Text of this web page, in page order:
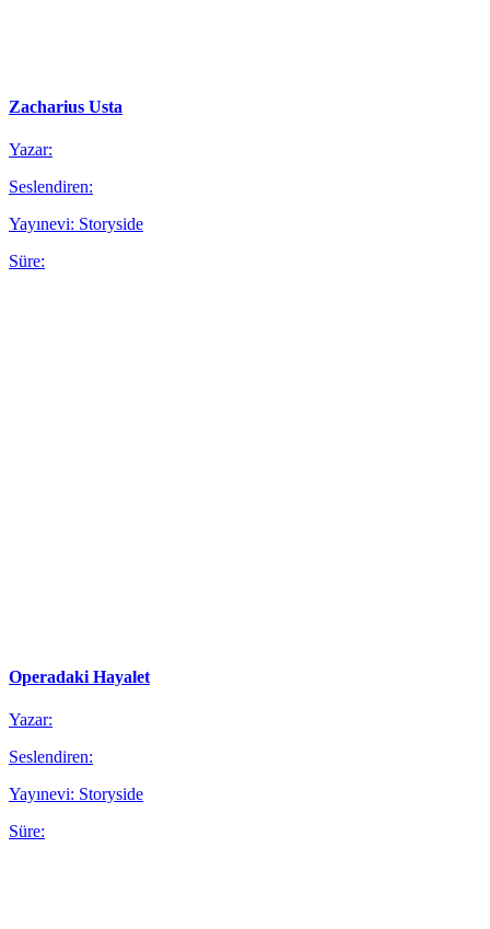
Zacharius Usta
Yazar:
Seslendiren:
Yayınevi: Storyside
Süre:
Operadaki Hayalet
Yazar:
Seslendiren:
Yayınevi: Storyside
Süre: